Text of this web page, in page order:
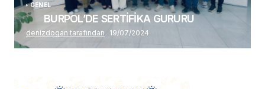
GENEL
BURPOL’DE SERTİFİKA GURURU
denizdogan tarafından 19/07/2024